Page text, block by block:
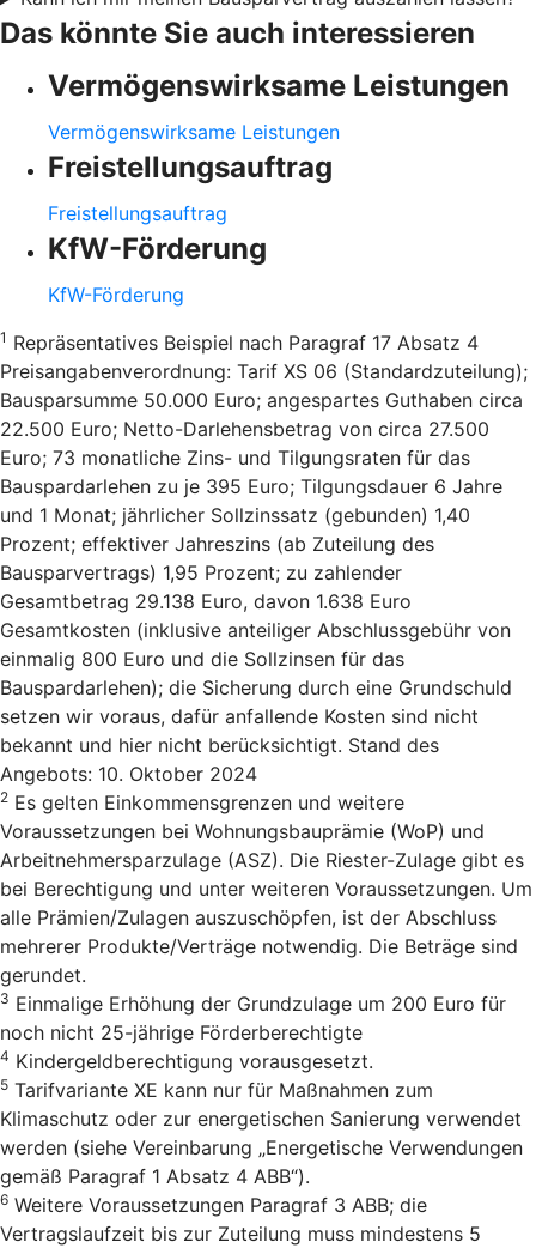
Das könnte Sie auch interessieren
Vermögenswirksame Leistungen
Vermögenswirksame Leistungen
Freistellungsauftrag
Freistellungsauftrag
KfW-Förderung
KfW-Förderung
1 Repräsentatives Beispiel nach Paragraf 17 Absatz 4
Preisangabenverordnung: Tarif XS 06 (Standardzuteilung);
Bausparsumme 50.000 Euro; angespartes Guthaben circa
22.500 Euro; Netto-Darlehensbetrag von circa 27.500
Euro; 73 monatliche Zins- und Tilgungsraten für das
Bauspardarlehen zu je 395 Euro; Tilgungsdauer 6 Jahre
und 1 Monat; jährlicher Sollzinssatz (gebunden) 1,40
Prozent; effektiver Jahreszins (ab Zuteilung des
Bausparvertrags) 1,95 Prozent; zu zahlender
Gesamtbetrag 29.138 Euro, davon 1.638 Euro
Gesamtkosten (inklusive anteiliger Abschlussgebühr von
einmalig 800 Euro und die Sollzinsen für das
Bauspardarlehen); die Sicherung durch eine Grundschuld
setzen wir voraus, dafür anfallende Kosten sind nicht
bekannt und hier nicht berücksichtigt. Stand des
Angebots: 10. Oktober 2024
2 Es gelten Einkommensgrenzen und weitere
Voraussetzungen bei Wohnungsbauprämie (WoP) und
Arbeitnehmersparzulage (ASZ). Die Riester-Zulage gibt es
bei Berechtigung und unter weiteren Voraussetzungen. Um
alle Prämien/Zulagen auszuschöpfen, ist der Abschluss
mehrerer Produkte/Verträge notwendig. Die Beträge sind
gerundet.
3 Einmalige Erhöhung der Grundzulage um 200 Euro für
noch nicht 25-jährige Förderberechtigte
4 Kindergeldberechtigung vorausgesetzt.
5 Tarifvariante XE kann nur für Maßnahmen zum
Klimaschutz oder zur energetischen Sanierung verwendet
werden (siehe Vereinbarung „Energetische Verwendungen
gemäß Paragraf 1 Absatz 4 ABB“).
6 Weitere Voraussetzungen Paragraf 3 ABB; die
Vertragslaufzeit bis zur Zuteilung muss mindestens 5